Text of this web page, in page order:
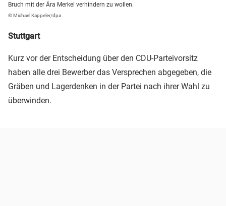
Bruch mit der Ära Merkel verhindern zu wollen.
© Michael Kappeler/dpa
Stuttgart
Kurz vor der Entscheidung über den CDU-Parteivorsitz
haben alle drei Bewerber das Versprechen abgegeben, die
Gräben und Lagerdenken in der Partei nach ihrer Wahl zu
überwinden.